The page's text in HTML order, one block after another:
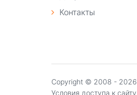
Контакты
Copyright © 2008 - 2026
Условия доступа к сайту